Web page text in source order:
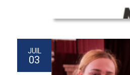
JUIL
03